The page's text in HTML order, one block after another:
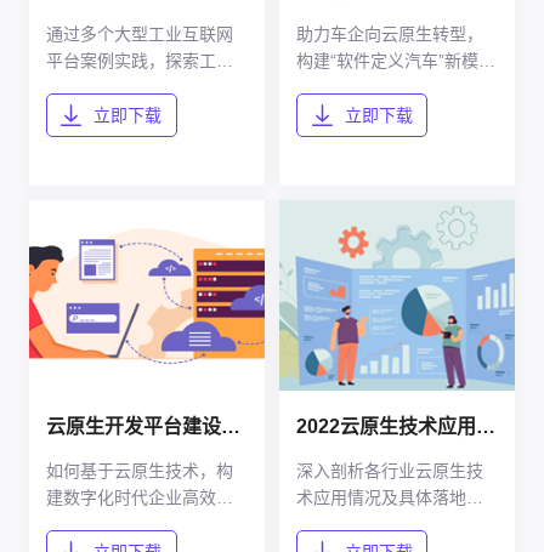
通过多个大型工业互联网
平台案例实践，探索工业
素 各行业云原生技术应用
情况及具体落地解决方案
立即下载
助力车企向云原生转型，
构建“软件定义汽车”新模
立即下载
云原生开发平台建设指南
如何基于云原生技术，构
建数字化时代企业高效创
2022云原生技术应用情况调研报告
深入剖析各行业云原生技
术应用情况及具体落地解